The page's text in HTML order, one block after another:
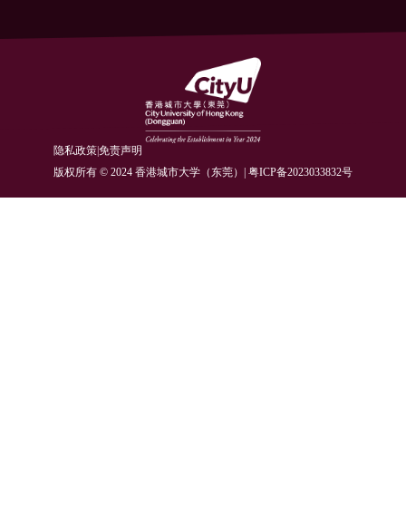
隐私政策|免责声明
版权所有 © 2024 香港城市大学（东莞）| 粤ICP备2023033832号